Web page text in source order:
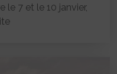
le 7 et le 10 janvier,